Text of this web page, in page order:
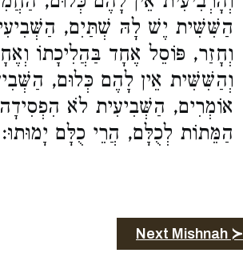
הַשִּׁשִּׁית יֶשׁ לָהּ שְׁתַּיִם,
וְחָזַר, פּוֹסֵל אֶחָד בַּהֲלִיכָתוֹ
וְהַשִּׁשִּׁית אֵין לָהֶם כְּלוּם,
אוֹמְרִים, הַשְּׁבִיעִית לֹא
הַמֵּתוֹת לְכֻלָּם, הֲרֵי כֻלָּם יָמוּתוּ:
Next Mishnah ≻